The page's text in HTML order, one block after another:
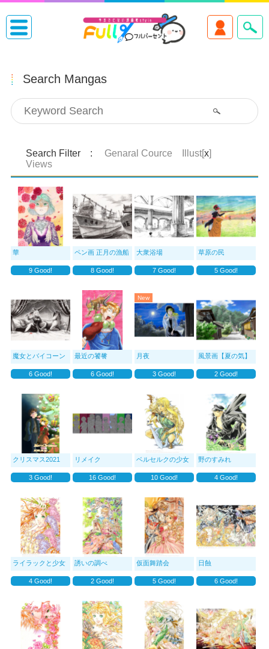
Search Mangas
Search Filter : Genaral Cource Illust[x]
Views
華
9Good!
ペン画 正月の漁船
8Good!
大衆浴場
7Good!
草原の民
5Good!
魔女とバイコーン
6Good!
最近の饕餮
6Good!
月夜
New
3Good!
風景画【夏の気】
2Good!
クリスマス2021
3Good!
リメイク
16Good!
ベルセルクの少女
10Good!
野のすみれ
4Good!
ライラックと少女
4Good!
誘いの調べ
2Good!
仮面舞踏会
5Good!
日蝕
6Good!